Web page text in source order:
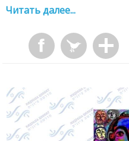
Читать далее...